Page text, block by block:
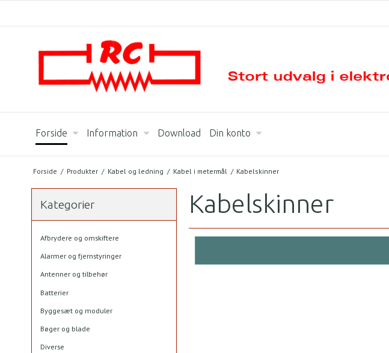
Forside Information Download Din konto
Forside / Produkter / Kabel og ledning / Kabel i metermål / Kabelskinner
Kategorier
Afbrydere og omskiftere
Alarmer og fjernstyringer
Antenner og tilbehør
Batterier
Byggesæt og moduler
Bøger og blade
Diverse
Kabelskinner